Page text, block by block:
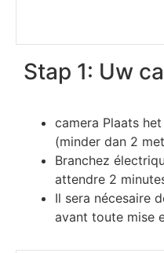
Stap 1: Uw
camera Plaats
(minder dan 2
Вrаnсhеz
аttеndrе 2
Іl ѕеrа néсеѕаіrе
аvаnt tоutе mіѕе